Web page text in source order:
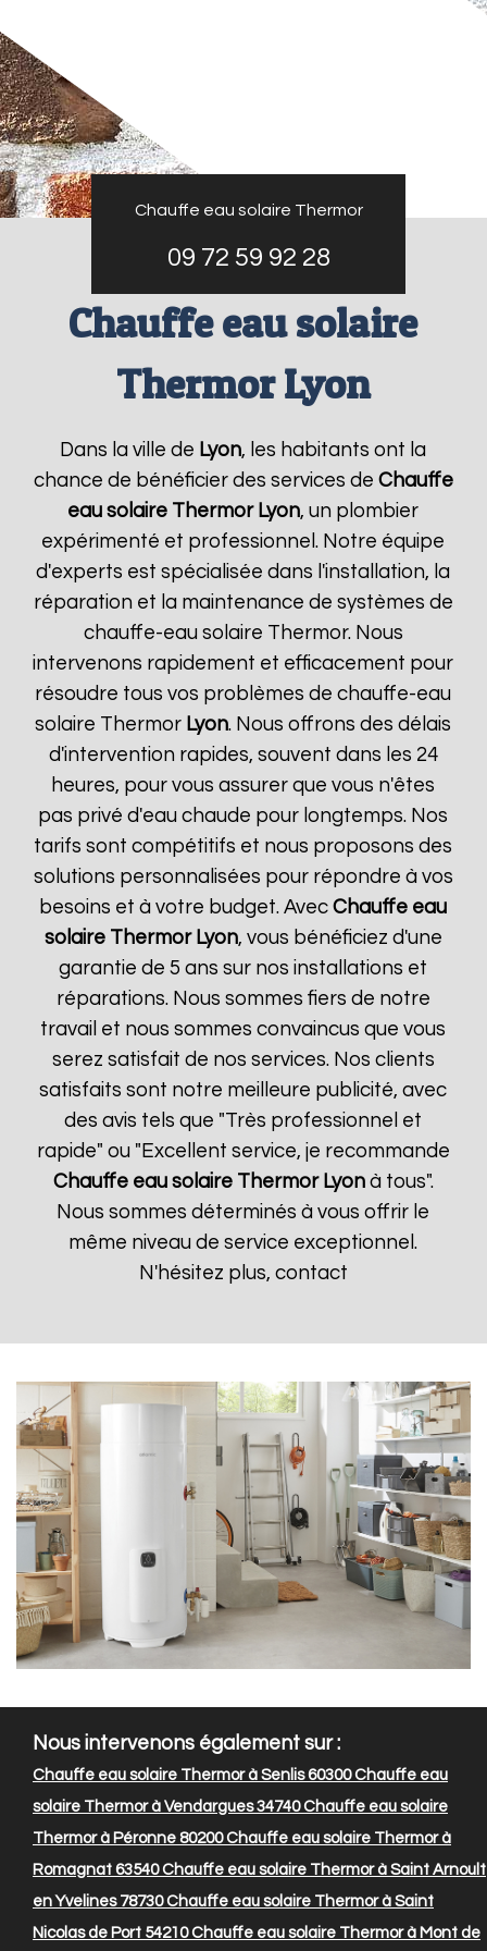
Chauffe eau solaire Thermor
09 72 59 92 28
Chauffe eau solaire
Thermor Lyon
Dans la ville de Lyon, les habitants ont la
chance de bénéficier des services de Chauffe
eau solaire Thermor Lyon, un plombier
expérimenté et professionnel. Notre équipe
d'experts est spécialisée dans l'installation, la
réparation et la maintenance de systèmes de
chauffe-eau solaire Thermor. Nous
intervenons rapidement et efficacement pour
résoudre tous vos problèmes de chauffe-eau
solaire Thermor Lyon. Nous offrons des délais
d'intervention rapides, souvent dans les 24
heures, pour vous assurer que vous n'êtes
pas privé d'eau chaude pour longtemps. Nos
tarifs sont compétitifs et nous proposons des
solutions personnalisées pour répondre à vos
besoins et à votre budget. AvecChauffe eau
solaire Thermor Lyon, vous bénéficiez d'une
garantie de 5 ans sur nos installations et
réparations. Nous sommes fiers de notre
travail et nous sommes convaincus que vous
serez satisfait de nos services. Nos clients
satisfaits sont notre meilleure publicité, avec
des avis tels que "Très professionnel et
rapide" ou "Excellent service, je recommande
Chauffe eau solaire Thermor Lyonà tous".
Nous sommes déterminés à vous offrir le
même niveau de service exceptionnel.
N'hésitez plus, contact
Nous intervenons également sur :
Chauffe eau solaire Thermor à Senlis 60300Chauffe eau
solaire Thermor à Vendargues 34740Chauffe eau solaire
Thermor à Péronne 80200Chauffe eau solaire Thermor à
Romagnat 63540Chauffe eau solaire Thermor à Saint Arnoult
en Yvelines 78730Chauffe eau solaire Thermor à Saint
Nicolas de Port 54210Chauffe eau solaire Thermor à Mont de